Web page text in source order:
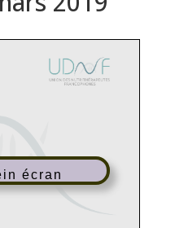
écran